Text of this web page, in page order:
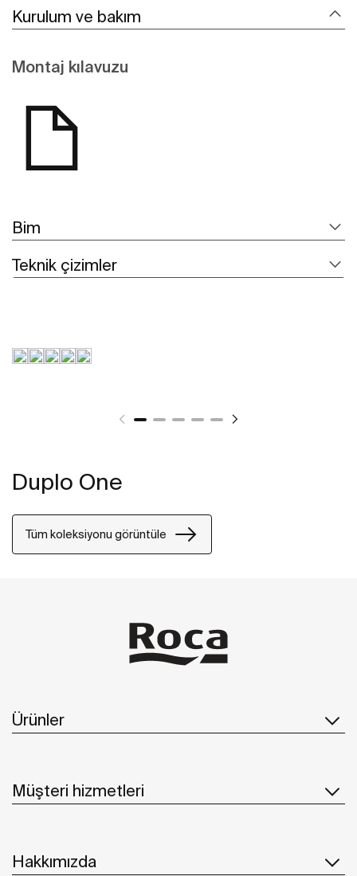
Kurulum ve bakım
Montaj kılavuzu
Bim
Teknik çizimler
Duplo One
Tüm koleksiyonu görüntüle
Ürünler
Müşteri hizmetleri
Hakkımızda